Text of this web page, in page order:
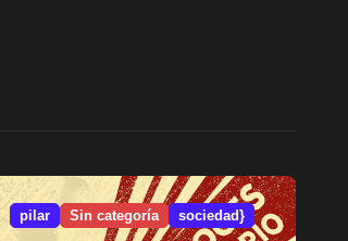
pilar Sin categoría sociedad}